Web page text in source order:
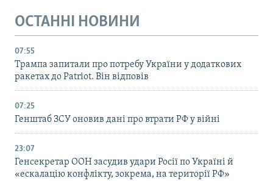
ОСТАННІ НОВИНИ
07:55
Трампа запитали про потребу України у додаткових
ракетах до Patriot. Він відповів
07:25
Генштаб ЗСУ оновив дані про втрати РФ у війні
23:07
Генсекретар ООН засудив удари Росії по Україні й
«ескалацію конфлікту, зокрема, на території РФ»